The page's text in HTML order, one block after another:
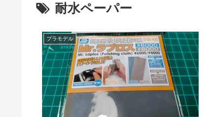
耐水ペーパー
プラモデル